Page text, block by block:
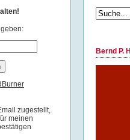
zugestellt,
meinen
Bernd P.